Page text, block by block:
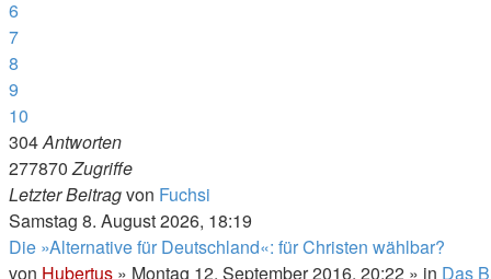
6
7
8
9
10
304Antworten
277870Zugriffe
Letzter Beitragvon Fuchsi
Samstag 8. August 2026, 18:19
Die »Alternative für Deutschland«: für Christen wählbar?
von Hubertus » Montag 12. September 2016, 20:22 » in Das